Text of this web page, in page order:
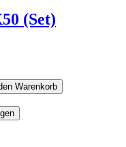
(Set)